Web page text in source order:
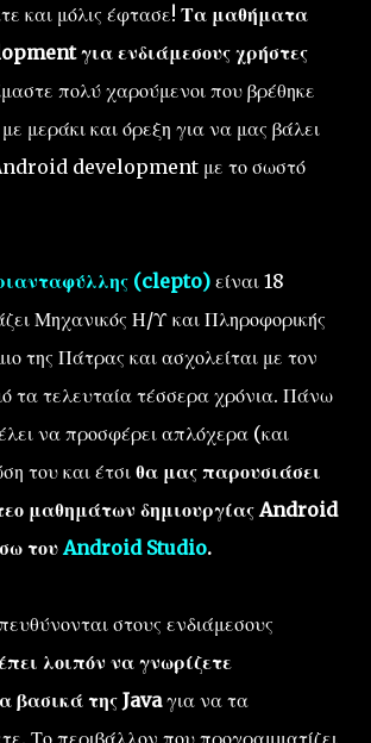
και μόλις έφτασε! Τα μαθήματα
για ενδιάμεσους χρήστες
πολύ χαρούμενοι που βρέθηκε
μεράκι και όρεξη για να μας βάλει
development με το σωστό
(clepto) είναι 18
Μηχανικός Η/Υ και Πληροφορικής
της Πάτρας και ασχολείται με τον
τα τελευταία τέσσερα χρόνια. Πάνω
να προσφέρει απλόχερα (και
του και έτσι θα μας παρουσιάσει
μαθημάτων δημιουργίας Android
του Android Studio.
στους ενδιάμεσους
λοιπόν να γνωρίζετε
βασικά της Javaγια να τα
Το περιβάλλον που προγραμματίζει